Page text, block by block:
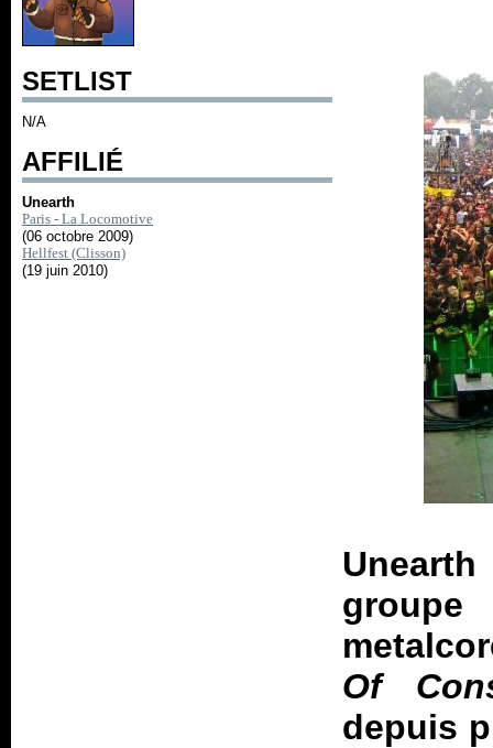
SETLIST
N/A
AFFILIÉ
Unearth
Paris - La Locomotive
(06 octobre 2009)
Hellfest (Clisson)
(19 juin 2010)
Of
depuis